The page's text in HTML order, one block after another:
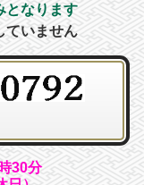
となります
ていません
30分